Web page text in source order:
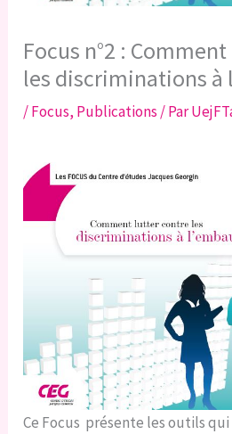
Focus n°2 :
les discriminations à
/Focus, Publications/ Par
Ce Focus présente les outils